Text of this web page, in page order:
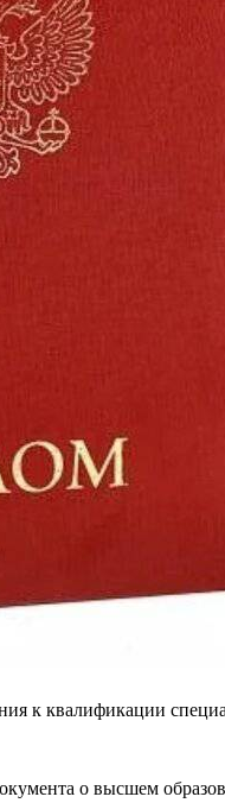
к квалификации
о высшем